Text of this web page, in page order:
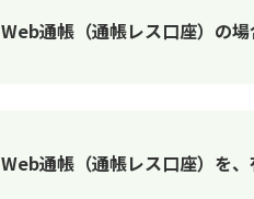
Web通帳（通帳レス口座）の
Web通帳（通帳レス口座）を